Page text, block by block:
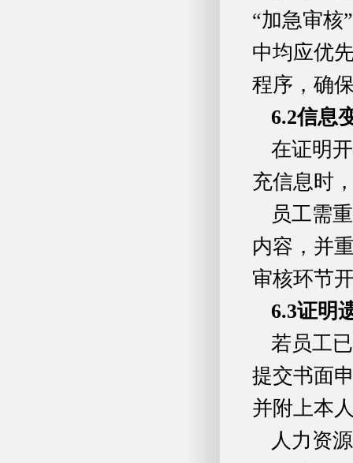
“加急审核
中均应优
程序，确
6.2信息
在证明
充信息时
员工需
内容，并
审核环节
6.3证明
若员工
提交书面
并附上本
人力资